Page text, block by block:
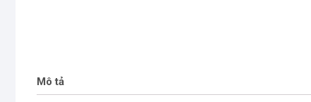
Mô tả